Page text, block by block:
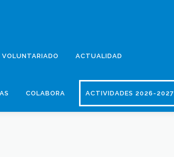
VOLUNTARIADO ACTUALIDAD
COLABORA ACTIVIDADES 2026-2027